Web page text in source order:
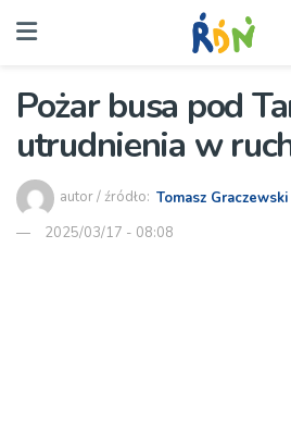
Pożar busa pod
utrudnienia w
autor / źródło: Tomasz Graczewski
2025/03/17 - 08:08